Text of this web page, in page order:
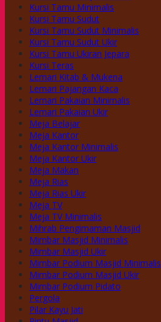
Kursi Tamu Minimalis
Kursi Tamu Sudut
Kursi Tamu Sudut Minimalis
Kursi Tamu Sudut Ukir
Kursi Tamu Ukiran Jepara
Kursi Teras
Lemari Kitab & Mukena
Lemari Pajangan Kaca
Lemari Pakaian Minimalis
Lemari Pakaian Ukir
Meja Belajar
Meja Kantor
Meja Kantor Minimalis
Meja Kantor Ukir
Meja Makan
Meja Rias
Meja Rias Ukir
Meja TV
Meja TV Minimalis
Mihrab Pengimaman Masjid
Mimbar Masjid Minimalis
Mimbar Masjid Ukir
Mimbar Podium Masjid Minimalis
Mimbar Podium Masjid Ukir
Mimbar Podium Pidato
Pergola
Pilar Kayu Jati